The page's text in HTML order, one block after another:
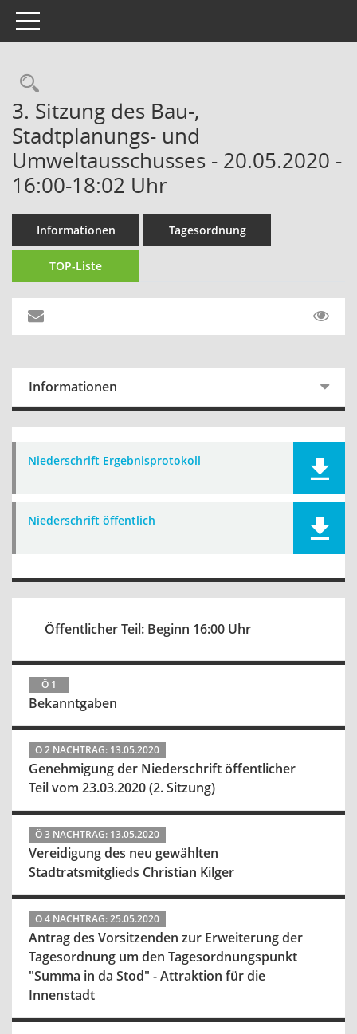
Toggle navigation
Rechercheauswahl
3. Sitzung des Bau-,
Stadtplanungs- und
Umweltausschusses - 20.05.2020 -
16:00-18:02 Uhr
Informationen Tagesordnung
TOP-Liste
Informationen
Niederschrift Ergebnisprotokoll
Niederschrift öffentlich
Öffentlicher Teil: Beginn 16:00 Uhr
Ö 1
Bekanntgaben
Ö 2 NACHTRAG: 13.05.2020
Genehmigung der Niederschrift öffentlicher
Teil vom 23.03.2020 (2. Sitzung)
Ö 3 NACHTRAG: 13.05.2020
Vereidigung des neu gewählten
Stadtratsmitglieds Christian Kilger
Ö 4 NACHTRAG: 25.05.2020
Antrag des Vorsitzenden zur Erweiterung der
Tagesordnung um den Tagesordnungspunkt
"Summa in da Stod" - Attraktion für die
Innenstadt